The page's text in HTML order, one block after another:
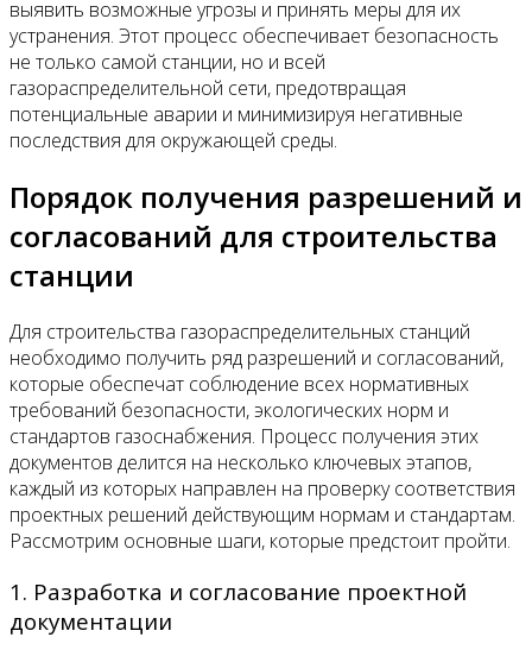
выявить возможные угрозы и принять меры для их
устранения. Этот процесс обеспечивает безопасность
не только самой станции, но и всей
газораспределительной сети, предотвращая
потенциальные аварии и минимизируя негативные
последствия для окружающей среды.
Порядок получения разрешений и
согласований для строительства
станции
Для строительства газораспределительных станций
необходимо получить ряд разрешений и согласований,
которые обеспечат соблюдение всех нормативных
требований безопасности, экологических норм и
стандартов газоснабжения. Процесс получения этих
документов делится на несколько ключевых этапов,
каждый из которых направлен на проверку соответствия
проектных решений действующим нормам и стандартам.
Рассмотрим основные шаги, которые предстоит пройти.
1. Разработка и согласование проектной
документации